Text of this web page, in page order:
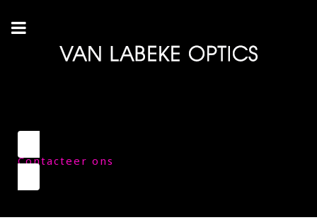
Contacteer ons